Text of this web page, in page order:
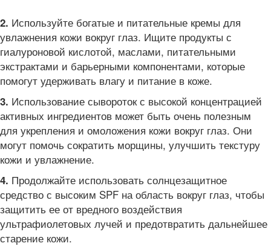
2. Используйте богатые и питательные кремы для
увлажнения кожи вокруг глаз. Ищите продукты с
гиалуроновой кислотой, маслами, питательными
экстрактами и барьерными компонентами, которые
помогут удерживать влагу и питание в коже.
3. Использование сывороток с высокой концентрацией
активных ингредиентов может быть очень полезным
для укрепления и омоложения кожи вокруг глаз. Они
могут помочь сократить морщины, улучшить текстуру
кожи и увлажнение.
4. Продолжайте использовать солнцезащитное
средство с высоким SPF на область вокруг глаз, чтобы
защитить ее от вредного воздействия
ультрафиолетовых лучей и предотвратить дальнейшее
старение кожи.